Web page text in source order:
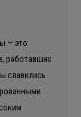
— это
работавших
славились